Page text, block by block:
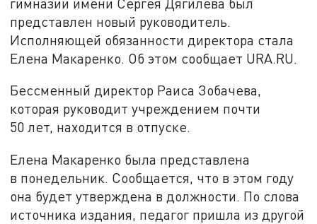
представлен новый руководитель.
Исполняющей обязанности директора стала
Елена Макаренко. Об этом сообщает URA.RU.
Бессменный директор Раиса Зобачева,
которая руководит учреждением почти
50 лет, находится в отпуске.
Елена Макаренко была представлена
в понедельник. Сообщается, что в этом году
она будет утверждена в должности. По слова
источника издания, педагог пришла из другой